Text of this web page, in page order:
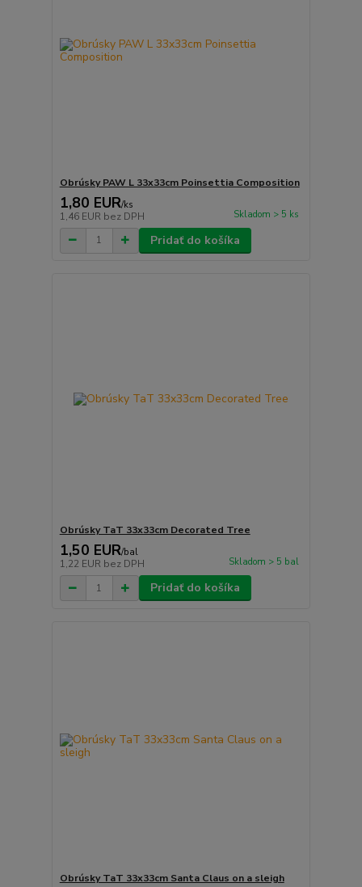
Obrúsky PAW L 33x33cm Poinsettia Composition
1,80 EUR/ks
1,46 EUR bez DPH Skladom > 5 ks
Pridať do košíka
Obrúsky TaT 33x33cm Decorated Tree
1,50 EUR/bal
1,22 EUR bez DPH Skladom > 5 bal
Pridať do košíka
Obrúsky TaT 33x33cm Santa Claus on a sleigh